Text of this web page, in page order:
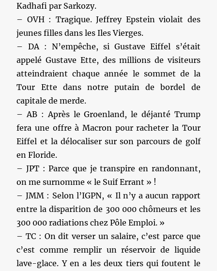
Kadhafi par Sarkozy.
– OVH : Tragique. Jeffrey Epstein violait des
jeunes filles dans les Iles Vierges.
– DA : N’empêche, si Gustave Eiffel s’était
appelé Gustave Ette, des millions de visiteurs
atteindraient chaque année le sommet de la
Tour Ette dans notre putain de bordel de
capitale de merde.
– AB : Après le Groenland, le déjanté Trump
fera une offre à Macron pour racheter la Tour
Eiffel et la délocaliser sur son parcours de golf
en Floride.
– JPT : Parce que je transpire en randonnant,
on me surnomme « le Suif Errant » !
– JMM : Selon l’IGPN, « Il n’y a aucun rapport
entre la disparition de 300 000 chômeurs et les
300 000 radiations chez Pôle Emploi. »
– TC : On dit verser un salaire, c’est parce que
c’est comme remplir un réservoir de liquide
lave-glace. Y en a les deux tiers qui foutent le